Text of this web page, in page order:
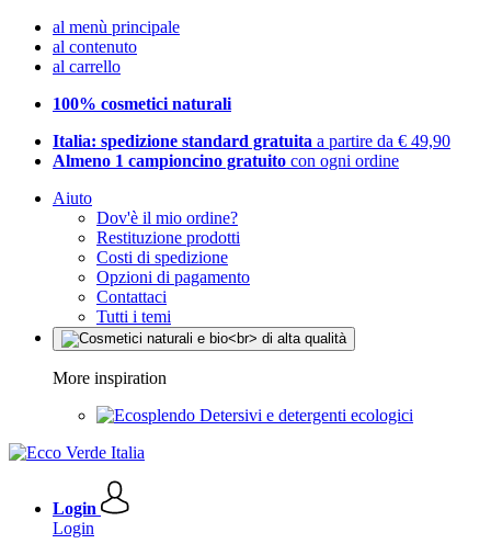
al menù principale
al contenuto
al carrello
100% cosmetici naturali
Italia: spedizione standard gratuita a partire da € 49,90
Almeno 1 campioncino gratuito con ogni ordine
Aiuto
Dov'è il mio ordine?
Restituzione prodotti
Costi di spedizione
Opzioni di pagamento
Contattaci
Tutti i temi
More inspiration
Detersivi e detergenti ecologici
Login
Login